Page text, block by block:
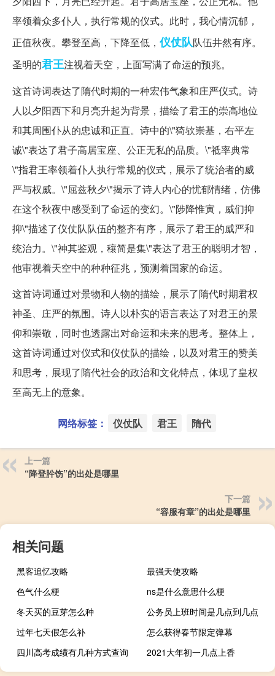
率领着众多仆人，执行常规的仪式。此时，我心情沉郁，
正值秋夜。攀登至高，下降至低， 仪仗队队伍井然有序。
圣明的君王注视着天空，上面写满了命运的预兆。
这首诗词表达了隋代时期的一种宏伟气象和庄严仪式。诗
人以夕阳西下和月亮升起为背景，描绘了君王的崇高地位
和其周围仆从的忠诚和正直。诗中的\"猗欤崇基，右平左
诚\"表达了君子高居宝座、公正无私的品质。\"祗率典常
\"指君王率领着仆人执行常规的仪式，展示了统治者的威
严与权威。\"屈兹秋夕\"揭示了诗人内心的忧郁情绪，仿佛
在这个秋夜中感受到了命运的变幻。\"陟降惟寅，威们抑
抑\"描述了仪仗队队伍的整齐有序，展示了君王的威严和
统治力。\"神其鉴观，穰简是集\"表达了君王的聪明才智，
他审视着天空中的种种征兆，预测着国家的命运。
这首诗词通过对景物和人物的描绘，展示了隋代时期君权
神圣、庄严的氛围。诗人以朴实的语言表达了对君王的景
仰和崇敬，同时也透露出对命运和未来的思考。整体上，
这首诗词通过对仪式和仪仗队的描绘，以及对君王的赞美
和思考，展现了隋代社会的政治和文化特点，体现了皇权
至高无上的意象。
网络标签： 仪仗队 君王 隋代
上一篇
“降登肸饬”的出处是哪里
下一篇
“容服有章”的出处是哪里
相关问题
黑客追忆攻略
最强天使攻略
色气什么梗
ns是什么意思什么梗
冬天买的豆芽怎么种
公务员上班时间是几点到几点
过年七天假怎么补
怎么获得春节限定弹幕
四川高考成绩有几种方式查询
2021大年初一几点上香